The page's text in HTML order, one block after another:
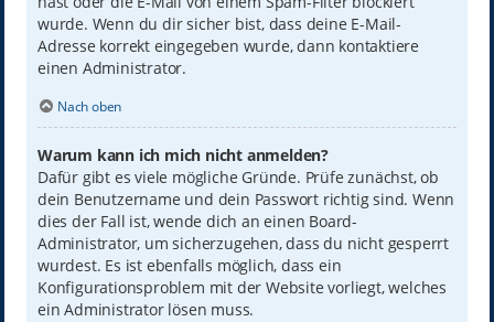
wurde. Wenn du dir sicher bist, dass deine E-Mail-
Adresse korrekt eingegeben wurde, dann kontaktiere
einen Administrator.
Nach oben
Warum kann ich mich nicht anmelden?
Dafür gibt es viele mögliche Gründe. Prüfe zunächst, ob
dein Benutzername und dein Passwort richtig sind. Wenn
dies der Fall ist, wende dich an einen Board-
Administrator, um sicherzugehen, dass du nicht gesperrt
wurdest. Es ist ebenfalls möglich, dass ein
Konfigurationsproblem mit der Website vorliegt, welches
ein Administrator lösen muss.